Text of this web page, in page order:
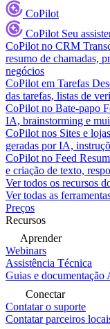
CoPilot
CoPilot Seu
CoPilot no CRM
resumo de chamadas,
negócios
CoPilot em Tarefas
das tarefas, listas de
CoPilot no Bate-papo
IA, brainstorming e
CoPilot nos Sites e lojas
geradas por IA,
CoPilot no Feed
e criação de texto,
Ver todos os recursos
Ver todas as
Preços
Recursos
Aprender
Webinars
Assistência Técnica
Guias e documentação
Conectar
Contatar o suporte
Contatar parceiros